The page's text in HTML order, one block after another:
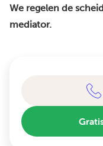
We regelen de
mediator.